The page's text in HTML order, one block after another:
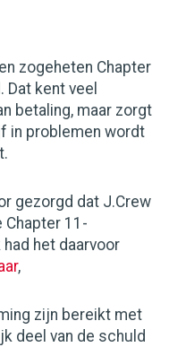
zogeheten Chapter
kent veel
betaling, maar zorgt
in problemen wordt
gezorgd dat J.Crew
11-
het daarvoor
,
zijn bereikt met
deel van de schuld